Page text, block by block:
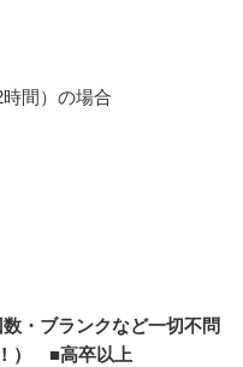
間）の場合
・ブランクなど一切不問
！） ■高卒以上